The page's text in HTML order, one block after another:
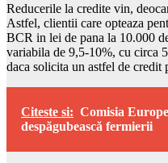
Reducerile la credite vin,
Astfel, clientii care opteaza
BCR in lei de pana la 10.000
variabila de 9,5-10%, cu circa
daca solicita un astfel de credit
Citeste si: Comisia
despăgubească fermierii